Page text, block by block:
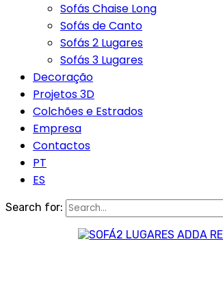
Sofás Chaise Long
Sofás de Canto
Sofás 2 Lugares
Sofás 3 Lugares
Decoração
Projetos 3D
Colchões e Estrados
Empresa
Contactos
PT
ES
Search for: